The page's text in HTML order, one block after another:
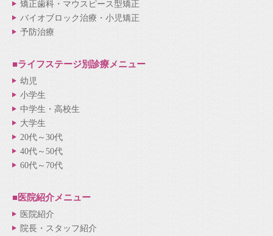
矯正歯科・マウスピース型矯正
バイオブロック治療・小児矯正
予防治療
■ライフステージ別診療メニュー
幼児
小学生
中学生・高校生
大学生
20代～30代
40代～50代
60代～70代
■医院紹介メニュー
医院紹介
院長・スタッフ紹介